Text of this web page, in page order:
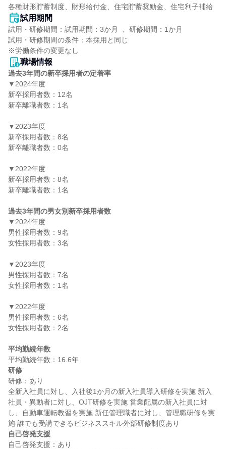
各種財形貯蓄制度、財形給付金、住宅貯蓄奨励金、住宅利子補給
試用期間
試用・研修期間：試用期間：3か月  、研修期間：1か月
試用・研修期間の条件：本採用と同じ
職場情報
過去3年間の新卒採用者の定着率
▼2024年度
新卒採用者数：12名
新卒離職者数：1名
▼2023年度
新卒採用者数：8名
新卒離職者数：0名
▼2022年度
新卒採用者数：8名
新卒離職者数：1名
過去3年間の男女別新卒採用者数
▼2024年度
男性採用者数：9名
女性採用者数：3名
▼2023年度
男性採用者数：7名
女性採用者数：1名
▼2022年度
男性採用者数：6名
女性採用者数：2名
平均勤続年数
研修
研修：あり
全新入社員に対し、入社後1か月の新入社員導入研修を実施 新入
社員・異動者に対し、OJT研修を実施 営業配属の新入社員に対
し、自動車運転教習を実施 新任管理職者に対し、管理職研修を実
自己啓発支援
自己啓発支援：あり